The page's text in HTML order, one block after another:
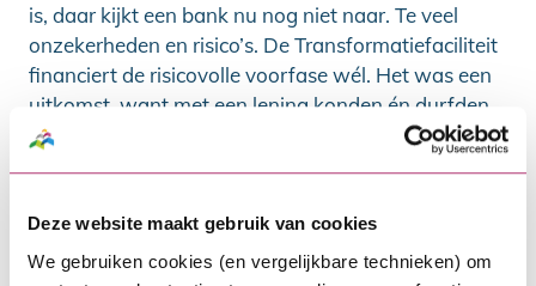
Deze website maakt gebruik van cookies
We gebruiken cookies (en vergelijkbare technieken) om
is, daar kijkt een bank nu nog niet naar. Te veel
onzekerheden en risico’s. De Transformatiefaciliteit
financiert de risicovolle voorfase wél. Het was een
uitkomst, want met een lening konden én durfden
we de locatie aan te kopen en kunnen daardoor
versneld ontwikkelen. Sinds juli 2022 zijn we
marktpartijen die interesse hebben, omdat de
risico’s nu inzichtelijk zijn.”